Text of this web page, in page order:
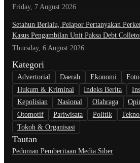
Friday, 7 August 2026
Setahun Berlalu, Pelapor Pertanyakan
Kasus Pengambilan Unit Paksa Debt
Thursday, 6 August 2026
Kategori
Advertorial Daerah Ekonomi Foto
Hukum & Kriminal
Indeks Berita
Kepolisian
Nasional Olahraga
Otomotif
Pariwisata Politik
Tokoh & Organisasi
Tautan
Pedoman Pemberitaan Media Siber